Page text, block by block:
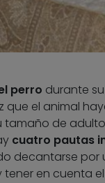
perro durante
el animal
tamaño de
cuatro pautas
decantarse
en cuenta